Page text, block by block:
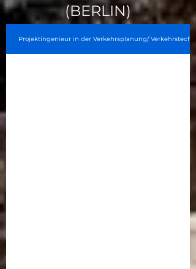
(BERLIN)
Projektingenieur in der Verkehrsplanung/